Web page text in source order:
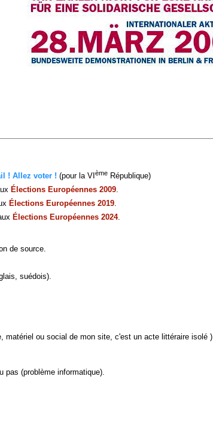
! Allez voter ! (pour la VI ème République)
Élections Européennes 2009
Élections Européennes 2019
Élections Européennes 2024.
de source.
suédois).
matériel ou social de mon site, c'est un acte littéraire isolé )
pas (problème informatique).